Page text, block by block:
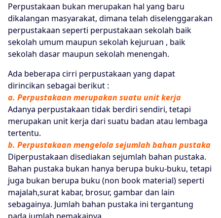
Perpustakaan bukan merupakan hal yang baru
dikalangan masyarakat, dimana telah diselenggarakan
perpustakaan seperti perpustakaan sekolah baik
sekolah umum maupun sekolah kejuruan , baik
sekolah dasar maupun sekolah menengah.
Ada beberapa cirri perpustakaan yang dapat
dirincikan sebagai berikut :
a. Perpustakaan merupakan suatu unit kerja
Adanya perpustakaan tidak berdiri sendiri, tetapi
merupakan unit kerja dari suatu badan atau lembaga
tertentu.
b. Perpustakaan mengelola sejumlah bahan pustaka
Diperpustakaan disediakan sejumlah bahan pustaka.
Bahan pustaka bukan hanya berupa buku-buku, tetapi
juga bukan berupa buku (non book material) seperti
majalah,surat kabar, brosur, gambar dan lain
sebagainya. Jumlah bahan pustaka ini tergantung
pada jumlah pemakainya.